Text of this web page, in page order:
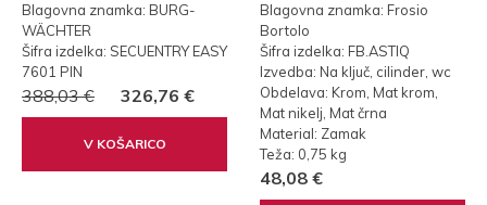
PIN KODA
Blagovna znamka: BURG-
WÄCHTER
Šifra izdelka: SECUENTRY EASY
7601 PIN
388,03 € 326,76 €
V KOŠARICO
Blagovna znamka: Frosio
Bortolo
Šifra izdelka: FB.ASTIQ
Izvedba: Na ključ, cilinder, wc
Obdelava: Krom, Mat krom,
Mat nikelj, Mat črna
Material: Zamak
Teža: 0,75 kg
48,08 €